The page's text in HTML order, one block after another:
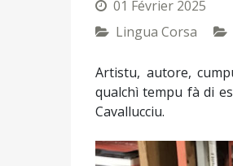
01 Février 2025
Lingua Corsa
Artistu, autore,
qualchì tempu fà di
Cavallucciu.